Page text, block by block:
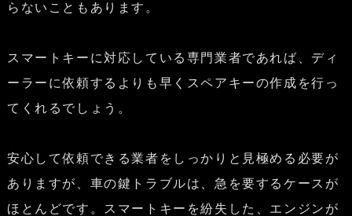
らないこともあります。
スマートキーに対応している専門業者であれば、ディ
ーラーに依頼するよりも早くスペアキーの作成を行っ
てくれるでしょう。
安心して依頼できる業者をしっかりと見極める必要が
ありますが、車の鍵トラブルは、急を要するケースが
ほとんどです。スマートキーを紛失した、エンジンが